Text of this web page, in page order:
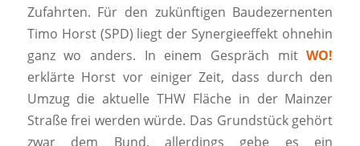
Zufahrten. Für den zukünftigen Baudezernenten
Timo Horst (SPD) liegt der Synergieeffekt ohnehin
ganz wo anders. In einem Gespräch mitWO!
erklärte Horst vor einiger Zeit, dass durch den
Umzug die aktuelle THW Fläche in der Mainzer
Straße frei werden würde. Das Grundstück gehört
zwar dem Bund, allerdings gebe es ein